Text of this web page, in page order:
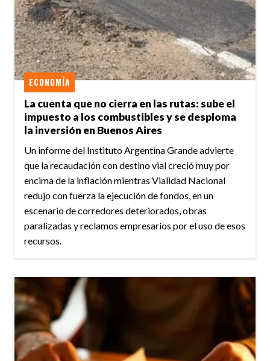
La cuenta que no cierra en las rutas: sube el
impuesto a los combustibles y se desploma
la inversión en Buenos Aires
ECONOMÍA
Un informe del Instituto Argentina Grande advierte
que la recaudación con destino vial creció muy por
encima de la inflación mientras Vialidad Nacional
redujo con fuerza la ejecución de fondos, en un
escenario de corredores deteriorados, obras
paralizadas y reclamos empresarios por el uso de esos
recursos.